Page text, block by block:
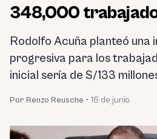
348,000
Rodolfo Acuña planteó una
progresiva para los
inicial sería de S/133
Por Renzo Reusche • 16 de junio